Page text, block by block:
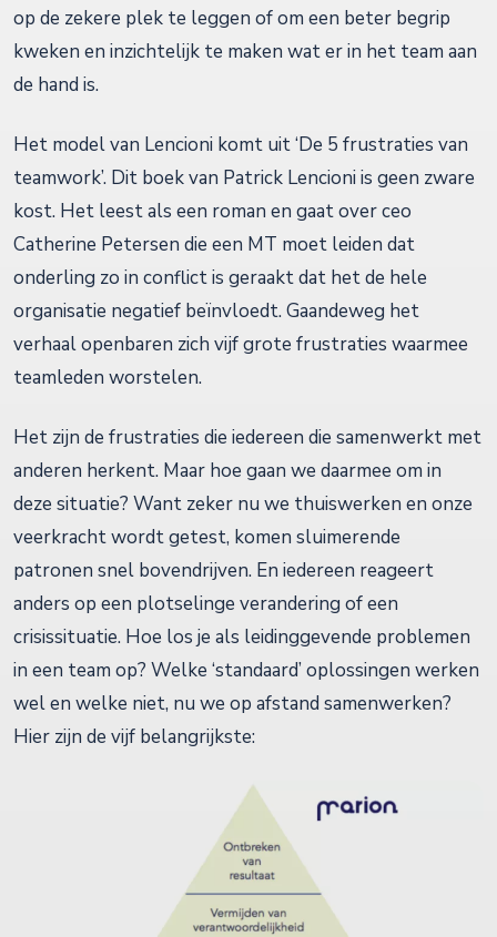
op de zekere plek te leggen of om een beter begrip
kweken en inzichtelijk te maken wat er in het team aan
de hand is.
Het model van Lencioni komt uit ‘De 5 frustraties van
teamwork’. Dit boek van Patrick Lencioni is geen zware
kost. Het leest als een roman en gaat over ceo
Catherine Petersen die een MT moet leiden dat
onderling zo in conflict is geraakt dat het de hele
organisatie negatief beïnvloedt. Gaandeweg het
verhaal openbaren zich vijf grote frustraties waarmee
teamleden worstelen.
Het zijn de frustraties die iedereen die samenwerkt met
anderen herkent. Maar hoe gaan we daarmee om in
deze situatie? Want zeker nu we thuiswerken en onze
veerkracht wordt getest, komen sluimerende
patronen snel bovendrijven. En iedereen reageert
anders op een plotselinge verandering of een
crisissituatie. Hoe los je als leidinggevende problemen
in een team op? Welke ‘standaard’ oplossingen werken
wel en welke niet, nu we op afstand samenwerken?
Hier zijn de vijf belangrijkste: